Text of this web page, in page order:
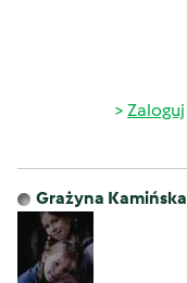
Zaloguj
Grażyna Kamińska